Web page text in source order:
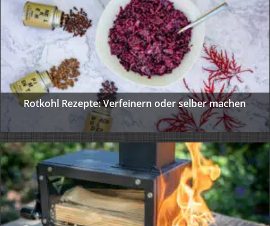
Rotkohl Rezepte: Verfeinern oder selber machen